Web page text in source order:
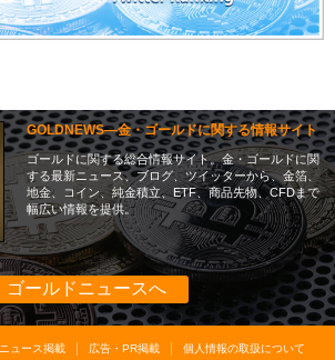
GOLDNEWS―金・ゴールドに関する情報サイト
ゴールドに関する総合情報サイト。金・ゴールドに関
する最新ニュース、ブログ、ツイッターから、金箔、
地金、コイン、純金積立、ETF、商品先物、CFDまで
幅広い情報を提供。
ゴールドニュースへ
ニュース掲載 広告・PR掲載 個人情報の取扱について